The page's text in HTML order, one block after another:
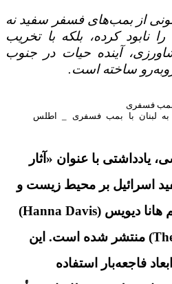
از بمب‌های فسفر سفید نه
نابود کرده، بلکه با تخریب
آینده حیات در جنوب
روبه‌رو ساخته است.
به لبنان با بمب فسفری _ اطلس
یادداشتی با عنوان «آثار
اسرائیل بر محیط زیست و
حیات جنوب لبنان» به قلم هانا دیویس (Hanna Davis)
در نیو عرب (The New Arab) منتشر شده است. این
فاجعه‌بار استفاده